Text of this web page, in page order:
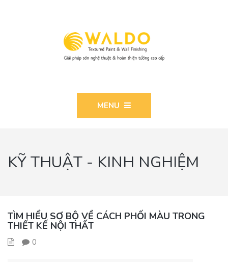
MENU
KỸ THUẬT - KINH NGHIỆM
TÌM HIỂU SƠ BỘ VỀ CÁCH PHỐI MÀU TRONG
THIẾT KẾ NỘI THẤT
0